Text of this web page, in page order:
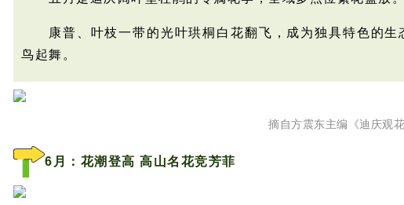
康普、叶枝一带的光叶珙桐白花翻飞，成为独具特色的
鸟起舞。
摘自方震东主编《迪庆观花
6月：花潮登高 高山名花竞芳菲